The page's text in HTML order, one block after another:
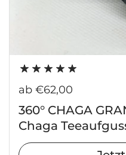
Regulärer Preis
ab €62,00
360° CHAGA
Chaga